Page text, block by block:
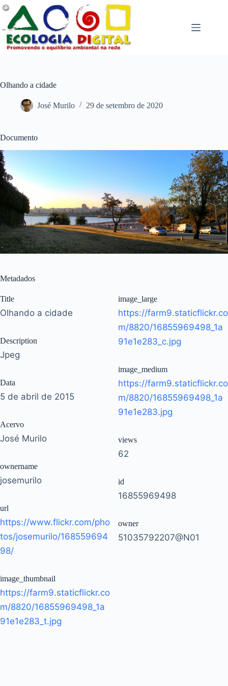
Pular
para
conteúdo
Olhando a cidade
José Murilo 29 de setembro de 2020
Documento
Metadados
Title
Olhando a cidade
Description
Jpeg
Data
5 de abril de 2015
Acervo
José Murilo
ownername
josemurilo
url
https://www.flickr.com/pho
tos/josemurilo/168559694
98/
image_thumbnail
https://farm9.staticflickr.co
m/8820/16855969498_1a
91e1e283_t.jpg
image_large
https://farm9.staticflickr.co
m/8820/16855969498_1a
91e1e283_c.jpg
image_medium
https://farm9.staticflickr.co
m/8820/16855969498_1a
91e1e283.jpg
views
62
id
16855969498
owner
51035792207@N01